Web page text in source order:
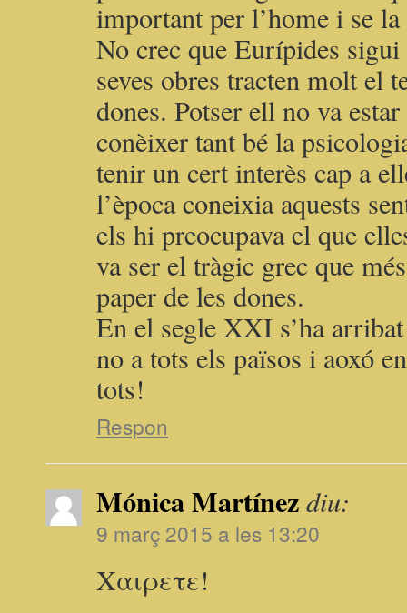
important per l’home i se la
No crec que Eurípides
seves obres tracten molt el
dones. Potser ell no va
conèixer tant bé la
tenir un cert interès cap a
l’època coneixia aquests
els hi preocupava el que
va ser el tràgic grec que
paper de les dones.
En el segle XXI s’ha
no a tots els països i aoxó
tots!
Respon
Mónica Martínez diu:
9 març 2015 a les 13:20
Χαιρετε!